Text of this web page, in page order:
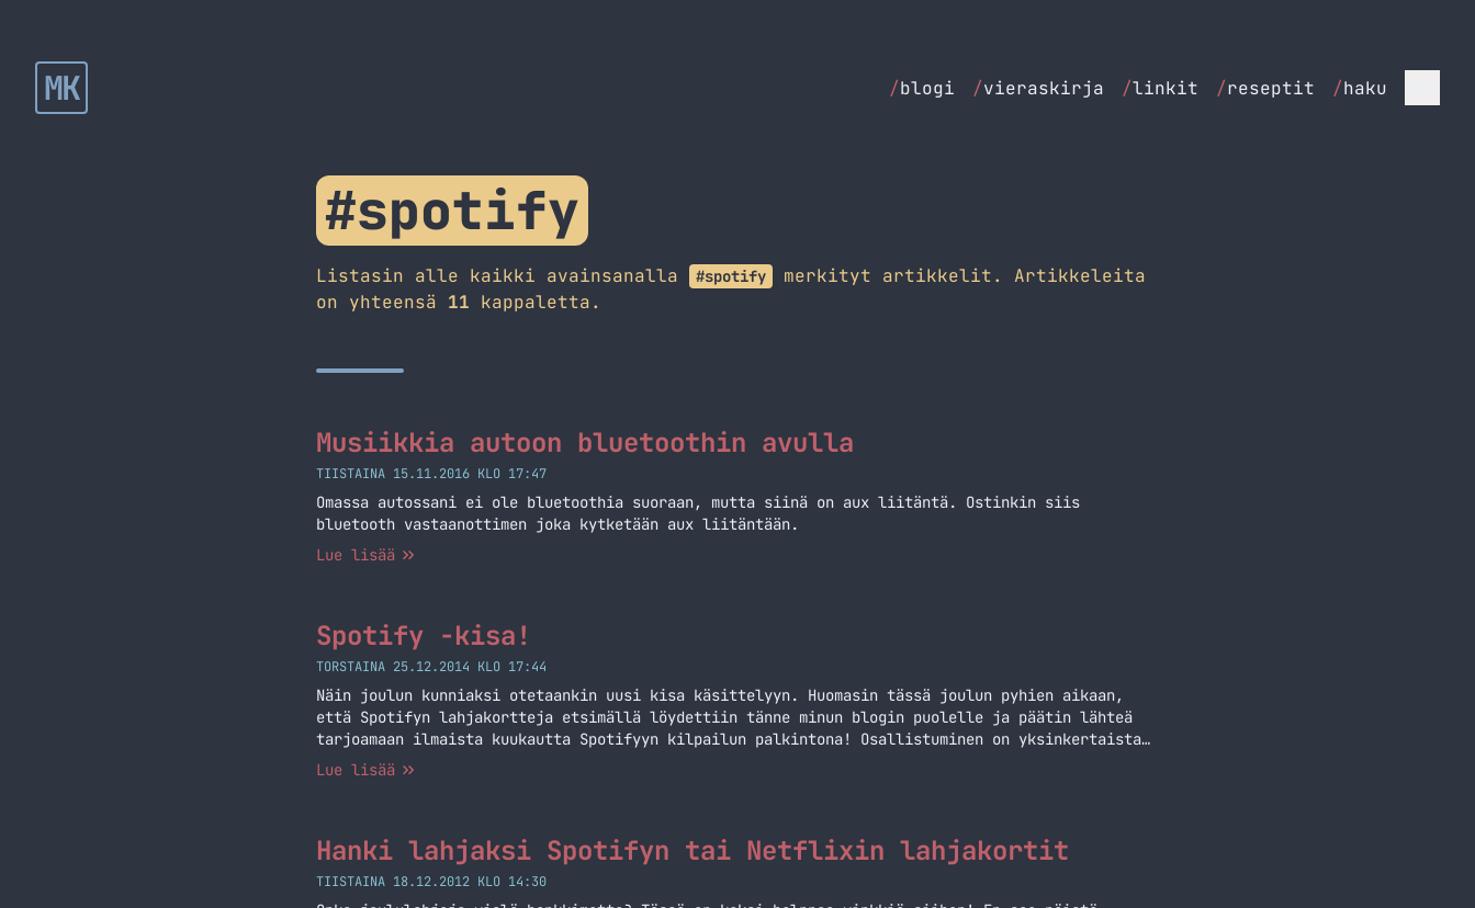
MK /blogi /vieraskirja /linkit /reseptit /haku
#spotify
Listasin alle kaikki avainsanalla #spotify
merkityt artikkelit. Artikkeleita
on yhteensä 11 kappaletta.
Musiikkia autoon bluetoothin avulla
TIISTAINA 15.11.2016 KLO 17:47
Omassa autossani ei ole bluetoothia suoraan, mutta siinä on aux liitäntä. Ostinkin siis
bluetooth vastaanottimen joka kytketään aux liitäntään.
Lue lisää
Spotify -kisa!
TORSTAINA 25.12.2014 KLO 17:44
Näin joulun kunniaksi otetaankin uusi kisa käsittelyyn. Huomasin tässä joulun pyhien aikaan,
että Spotifyn lahjakortteja etsimällä löydettiin tänne minun blogin puolelle ja päätin lähteä
tarjoamaan ilmaista kuukautta Spotifyyn kilpailun palkintona! Osallistuminen on yksinkertaista
ja vieläpä ilmaista! Nimittäin kaikkien keskustelualueelle rekisteröityneiden ja keskusteluun
Lue lisää
Hanki lahjaksi Spotifyn tai Netflixin lahjakortit
TIISTAINA 18.12.2012 KLO 14:30